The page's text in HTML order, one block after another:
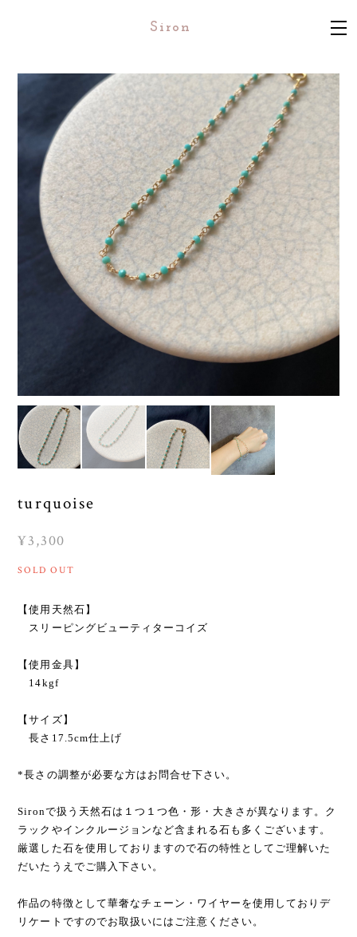
Siron
turquoise
¥3,300
SOLD OUT
【使用天然石】
スリーピングビューティターコイズ
【使用金具】
14kgf
【サイズ】
長さ17.5cm仕上げ
*長さの調整が必要な方はお問合せ下さい。
Sironで扱う天然石は１つ１つ色・形・大きさが異なります。ク
ラックやインクルージョンなど含まれる石も多くございます。
厳選した石を使用しておりますので石の特性としてご理解いた
だいたうえでご購入下さい。
作品の特徴として華奢なチェーン・ワイヤーを使用しておりデ
リケートですのでお取扱いにはご注意ください。